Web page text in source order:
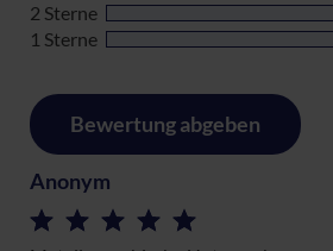
2 Sterne
1 Sterne
Bewertung abgeben
Anonym